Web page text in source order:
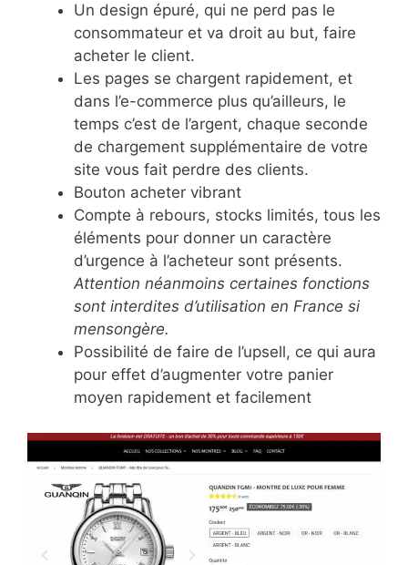
Un design épuré, qui ne perd pas le
consommateur et va droit au but, faire
acheter le client.
Les pages se chargent rapidement, et
dans l’e-commerce plus qu’ailleurs, le
temps c’est de l’argent, chaque seconde
de chargement supplémentaire de votre
site vous fait perdre des clients.
Bouton acheter vibrant
Compte à rebours, stocks limités, tous les
éléments pour donner un caractère
d’urgence à l’acheteur sont présents.
Attention néanmoins certaines fonctions
sont interdites d’utilisation en France si
mensongère.
Possibilité de faire de l’upsell, ce qui aura
pour effet d’augmenter votre panier
moyen rapidement et facilement